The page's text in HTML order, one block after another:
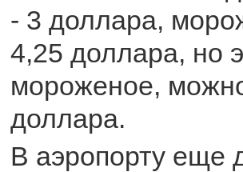
- 3 доллара,
4,25 доллара, но
мороженое,
доллара.
В аэропорту еще